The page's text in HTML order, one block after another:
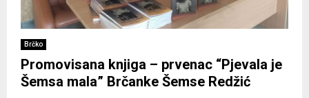
Brčko
Promovisana knjiga – prvenac “Pjevala je
Šemsa mala” Brčanke Šemse Redžić